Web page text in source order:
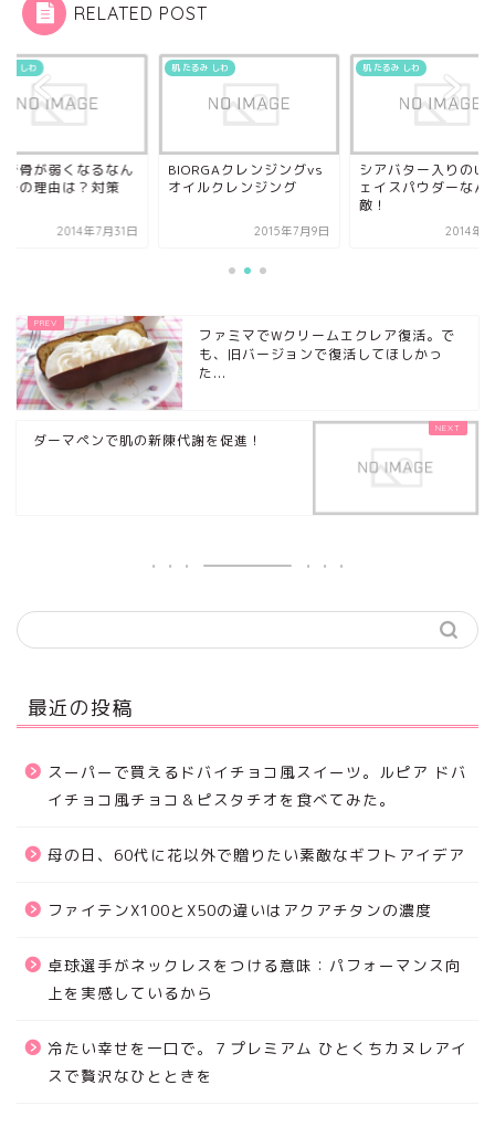
RELATED POST
肌 たるみ しわ
クレンジングvs
イルクレンジング
2015年7月9日
肌 たるみ しわ
シアバター入りのUVフ
ェイスパウダーなんて素
2014年3月5日
肌 たるみ しわ
美白で骨が弱く
て！その理由は
は？
2014
ファミマでWクリームエクレア復活。で
も、旧バージョンで復活してほしかっ
た...
ダーマペンで肌の新陳代謝を促進！
最近の投稿
スーパーで買えるドバイチョコ風スイーツ。ルピア ドバ
イチョコ風チョコ＆ピスタチオを食べてみた。
母の日、60代に花以外で贈りたい素敵なギフトアイデア
ファイテンX100とX50の違いはアクアチタンの濃度
卓球選手がネックレスをつける意味：パフォーマンス向
上を実感しているから
冷たい幸せを一口で。７プレミアム ひとくちカヌレアイ
スで贅沢なひとときを